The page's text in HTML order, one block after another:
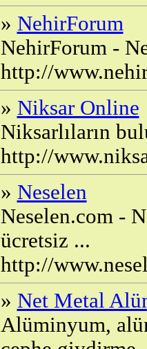
» NehirForum
NehirForum -
http://
» Niksar Online
Niksarlıların
http://
» Neselen
Neselen.com -
ücretsiz ...
http://
» Net Metal
Alüminyum,